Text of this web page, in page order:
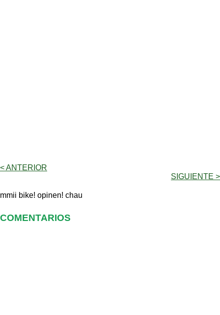
< ANTERIOR
SIGUIENTE >
mmii bike! opinen! chau
COMENTARIOS